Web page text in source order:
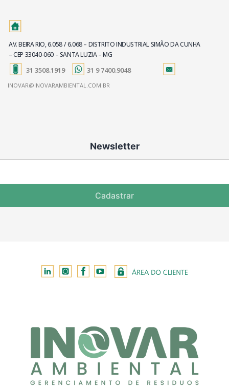
AV. BEIRA RIO, 6.058 / 6.068 – DISTRITO INDUSTRIAL SIMÃO DA CUNHA
– CEP 33040-060 – SANTA LUZIA – MG
31 3508.1919 31 9 7400.9048
INOVAR@INOVARAMBIENTAL.COM.BR
Newsletter
Cadastrar